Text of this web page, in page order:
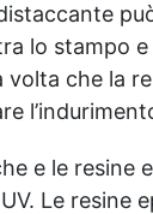
lo stampo e
che la
e le resine
Le resine